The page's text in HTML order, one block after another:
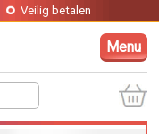
Veilig betalen
Menu